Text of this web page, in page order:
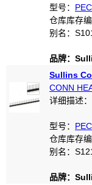
型号：
仓库库存编
别名：
品牌：
Sullins
CONN
详细描述
型号：
仓库库存编
别名：
品牌：